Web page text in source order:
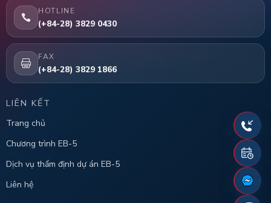
HOTLINE
(+84-28) 3829 0430
FAX
(+84-28) 3829 1866
LIÊN KẾT
Trang chủ
Chương trình EB-5
Dịch vụ thẩm định dự án EB-5
Liên hệ